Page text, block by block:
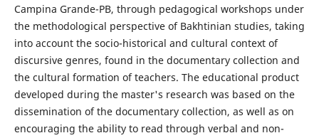
Campina Grande-PB, through pedagogical workshops under
the methodological perspective of Bakhtinian studies, taking
into account the socio-historical and cultural context of
discursive genres, found in the documentary collection and
the cultural formation of teachers. The educational product
developed during the master's research was based on the
dissemination of the documentary collection, as well as on
encouraging the ability to read through verbal and non-